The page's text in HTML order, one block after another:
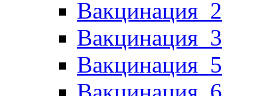
Вакцинация_2
Вакцинация_3
Вакцинация_5